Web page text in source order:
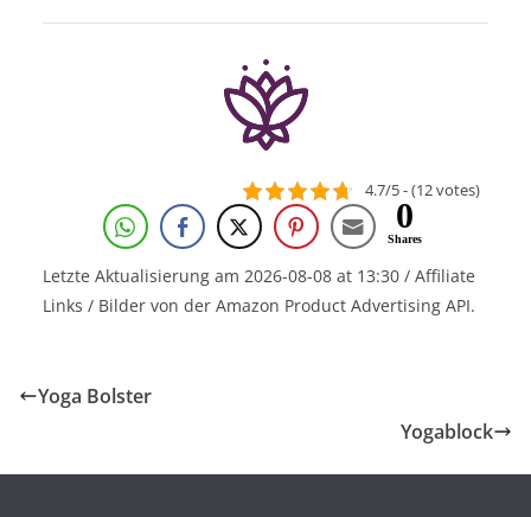
4.7/5 - (12 votes)
0
Shares
Letzte Aktualisierung am 2026-08-08 at 13:30 / Affiliate
Links / Bilder von der Amazon Product Advertising API.
Yoga Bolster
Yogablock